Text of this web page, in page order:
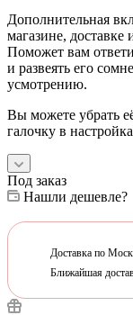
Дополнительная
магазине,
Поможет вам
и развеять его
усмотрению.
Вы можете убрать
галочку в
Под заказ
Нашли дешевле?
Доставка по
Ближайшая